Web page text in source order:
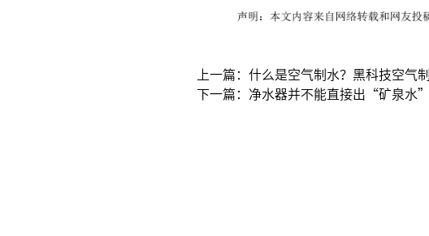
上一篇：什么是空气制水？黑科技空气
下一篇：净水器并不能直接出“矿泉水”